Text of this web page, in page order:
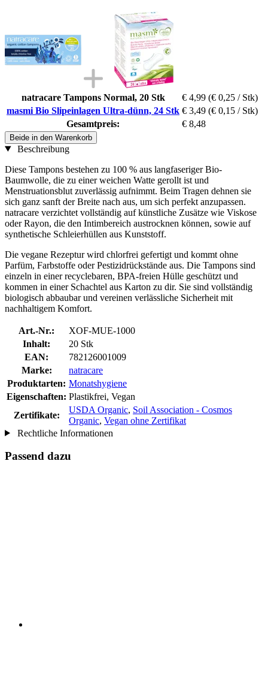
natracare Tampons Normal, 20 Stk € 4,99 (€ 0,25 / Stk)
masmi Bio Slipeinlagen Ultra-dünn, 24 Stk € 3,49 (€ 0,15 / Stk)
Gesamtpreis:
€ 8,48
Beide in den Warenkorb
Beschreibung
Diese Tampons bestehen zu 100 % aus langfaseriger Bio-
Baumwolle, die zu einer weichen Watte gerollt ist und
Menstruationsblut zuverlässig aufnimmt. Beim Tragen dehnen sie
sich ganz sanft der Breite nach aus, um sich perfekt anzupassen.
natracare verzichtet vollständig auf künstliche Zusätze wie Viskose
oder Rayon, die den Intimbereich austrocknen können, sowie auf
synthetische Schleierhüllen aus Kunststoff.
Die vegane Rezeptur wird chlorfrei gefertigt und kommt ohne
Parfüm, Farbstoffe oder Pestizidrückstände aus. Die Tampons sind
einzeln in einer recyclebaren, BPA-freien Hülle geschützt und
kommen in einer Schachtel aus Karton zu dir. Sie sind vollständig
biologisch abbaubar und vereinen verlässliche Sicherheit mit
nachhaltigem Komfort.
Art.-Nr.:
XOF-MUE-1000
Inhalt:
20 Stk
EAN:
782126001009
Marke:
natracare
Produktarten: Monatshygiene
Eigenschaften: Plastikfrei, Vegan
Zertifikate:
USDA Organic, Soil Association - Cosmos
Organic, Vegan ohne Zertifikat
Rechtliche Informationen
Passend dazu